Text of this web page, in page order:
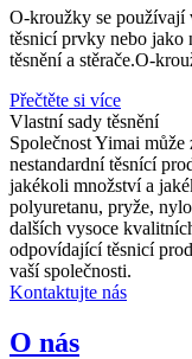
O-kroužky se používají
těsnicí prvky nebo jako
těsnění a stěrače.O-
Přečtěte si více
Vlastní sady těsnění
Společnost Yimai
nestandardní těsnící
jakékoli množství a
polyuretanu, pryže,
dalších vysoce
odpovídající těsnicí
vaší společnosti.
Kontaktujte nás
O nás